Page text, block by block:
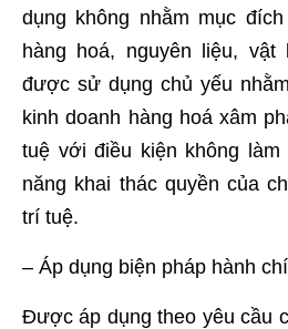
dụng không nhằm mục
hàng hoá, nguyên liệu,
được sử dụng chủ yếu
kinh doanh hàng hoá xâm
tuệ với điều kiện không
năng khai thác quyền của
trí tuệ.
– Áp dụng biện pháp hành
Được áp dụng theo yêu cầu